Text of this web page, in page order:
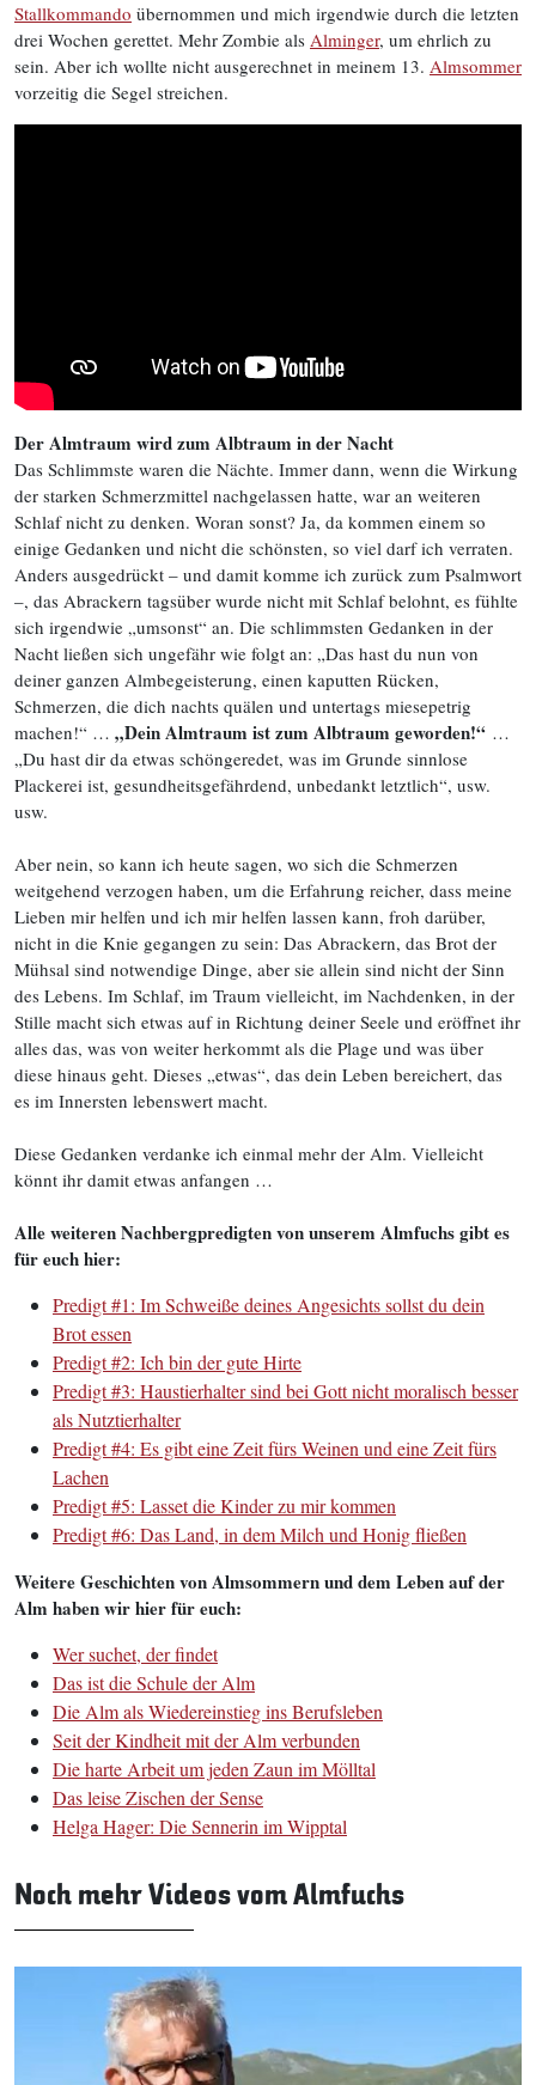
Stallkommando übernommen und mich irgendwie durch die letzten
drei Wochen gerettet. Mehr Zombie als Alminger, um ehrlich zu
sein. Aber ich wollte nicht ausgerechnet in meinem 13. Almsommer
vorzeitig die Segel streichen.
Der Almtraum wird zum Albtraum in der Nacht
Das Schlimmste waren die Nächte. Immer dann, wenn die Wirkung
der starken Schmerzmittel nachgelassen hatte, war an weiteren
Schlaf nicht zu denken. Woran sonst? Ja, da kommen einem so
einige Gedanken und nicht die schönsten, so viel darf ich verraten.
Anders ausgedrückt – und damit komme ich zurück zum Psalmwort
–, das Abrackern tagsüber wurde nicht mit Schlaf belohnt, es fühlte
sich irgendwie „umsonst“ an. Die schlimmsten Gedanken in der
Nacht ließen sich ungefähr wie folgt an: „Das hast du nun von
deiner ganzen Almbegeisterung, einen kaputten Rücken,
Schmerzen, die dich nachts quälen und untertags miesepetrig
machen!“ … „Dein Almtraum ist zum Albtraum geworden!“ …
„Du hast dir da etwas schöngeredet, was im Grunde sinnlose
Plackerei ist, gesundheitsgefährdend, unbedankt letztlich“, usw.
usw.
Aber nein, so kann ich heute sagen, wo sich die Schmerzen
weitgehend verzogen haben, um die Erfahrung reicher, dass meine
Lieben mir helfen und ich mir helfen lassen kann, froh darüber,
nicht in die Knie gegangen zu sein: Das Abrackern, das Brot der
Mühsal sind notwendige Dinge, aber sie allein sind nicht der Sinn
des Lebens. Im Schlaf, im Traum vielleicht, im Nachdenken, in der
Stille macht sich etwas auf in Richtung deiner Seele und eröffnet ihr
alles das, was von weiter herkommt als die Plage und was über
diese hinaus geht. Dieses „etwas“, das dein Leben bereichert, das
es im Innersten lebenswert macht.
Diese Gedanken verdanke ich einmal mehr der Alm. Vielleicht
könnt ihr damit etwas anfangen …
Alle weiteren Nachbergpredigten von unserem Almfuchs gibt es
für euch hier:
Predigt #1: Im Schweiße deines Angesichts sollst du dein
Brot essen
Predigt #2: Ich bin der gute Hirte
Predigt #3: Haustierhalter sind bei Gott nicht moralisch besser
als Nutztierhalter
Predigt #4: Es gibt eine Zeit fürs Weinen und eine Zeit fürs
Lachen
Predigt #5: Lasset die Kinder zu mir kommen
Predigt #6: Das Land, in dem Milch und Honig fließen
Weitere Geschichten von Almsommern und dem Leben auf der
Alm haben wir hier für euch:
Wer suchet, der findet
Das ist die Schule der Alm
Die Alm als Wiedereinstieg ins Berufsleben
Seit der Kindheit mit der Alm verbunden
Die harte Arbeit um jeden Zaun im Mölltal
Das leise Zischen der Sense
Helga Hager: Die Sennerin im Wipptal
Noch mehr Videos vom Almfuchs